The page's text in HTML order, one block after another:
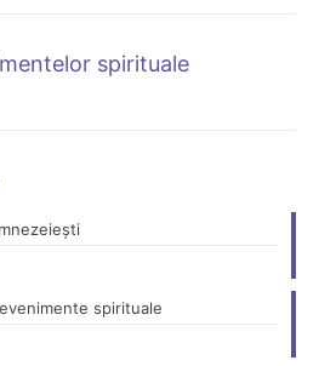
spirituale
spirituale